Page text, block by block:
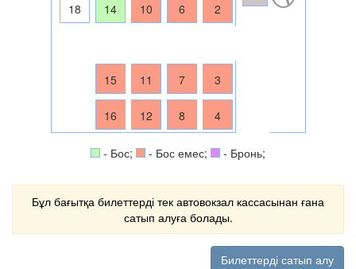
18 14 10 6 2
15 11 7 3
16 12 8 4
- Бос; - Бос емес; - Бронь;
Бұл бағытқа билеттерді тек автовокзал кассасынан ғана
сатып алуға болады.
Билеттерді сатып алу